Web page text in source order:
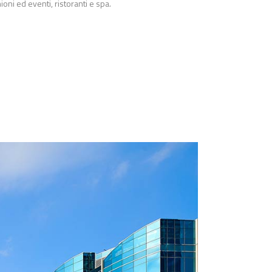
ed eventi, ristoranti e spa.